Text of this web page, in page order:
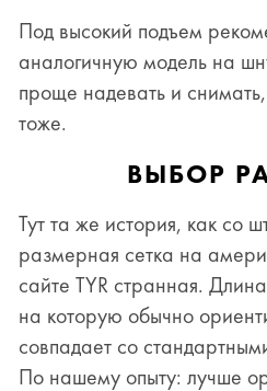
Под высокий подъем
аналогичную модель на
проще надевать и
тоже.
ВЫБОР
Тут та же история, как со
размерная сетка на
сайте TYR странная.
на которую обычно
совпадает со
По нашему опыту: лучше